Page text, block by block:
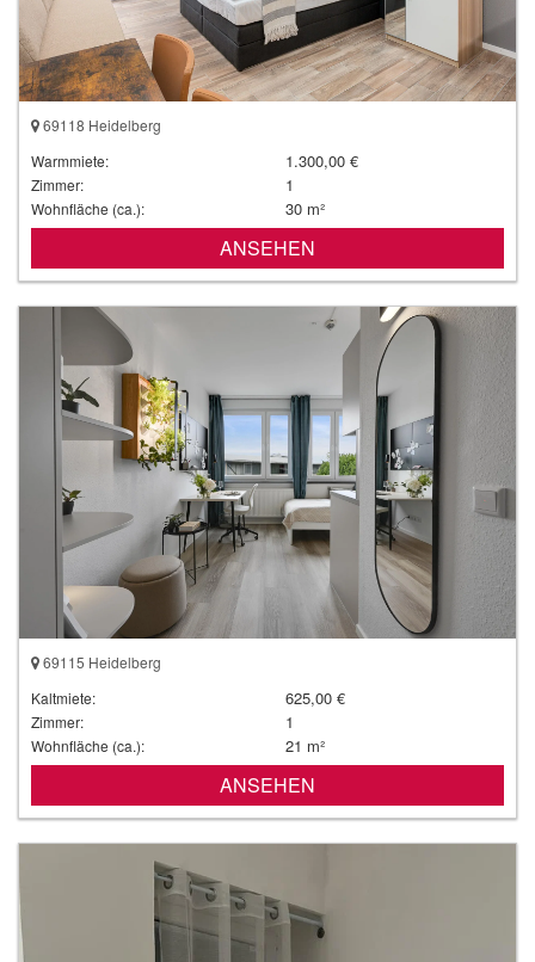
69118 Heidelberg
Warmmiete:
1.300,00 €
Zimmer: 1
Wohnfläche (ca.): 30 m²
ANSEHEN
69115 Heidelberg
Kaltmiete:
625,00 €
Zimmer: 1
Wohnfläche (ca.): 21 m²
ANSEHEN